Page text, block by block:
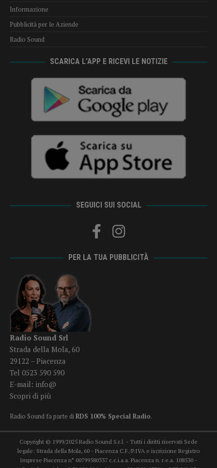
Informazione
Pubblicità per le Aziende
Radio Sound
SCARICA L’APP E RICEVI LE NOTIZIE
SEGUICI SUI SOCIAL
PER LA TUA PUBBLICITÀ
Radio Sound Srl
Strada della Mola, 60
29122 – Piacenza
Tel 0523 590 590
E-mail: info@
Scopri di più
Radio Sound fa parte diRDS 100% Special Radio.
Copyright © 1999/2025 Radio Sound S.r.l. - Tutti i diritti riservati Sede
legale: Strada della Mola, 60 - Piacenza C.F./P.IVA e iscrizione Registro
Imprese Piacenza n° 00799580337 c.c.i.a.a. Piacenza n. r.e.a. 108530 -